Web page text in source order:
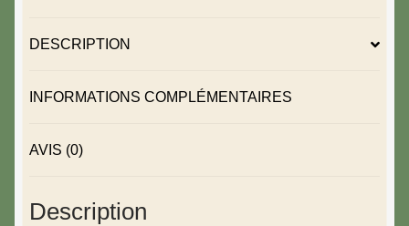
DESCRIPTION
INFORMATIONS COMPLÉMENTAIRES
AVIS (0)
Description